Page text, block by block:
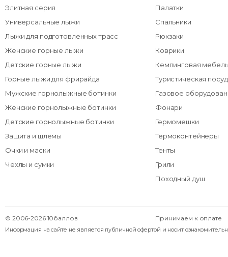
Элитная серия
Универсальные лыжи
Лыжи для подготовленных трасс
Женские горные лыжи
Детские горные лыжи
Горные лыжи для фрирайда
Мужские горнолыжные ботинки
Женские горнолыжные ботинки
Детские горнолыжные ботинки
Защита и шлемы
Очки и маски
Чехлы и сумки
Палатки
Спальники
Рюкзаки
Коврики
Кемпинговая мебель
Туристическая
Газовое
Фонари
Гермомешки
Термоконтейнеры
Тенты
Грили
Походный душ
© 2006-2026 10баллов Принимаем к оплате
Информация на сайте не является публичной офертой и носит